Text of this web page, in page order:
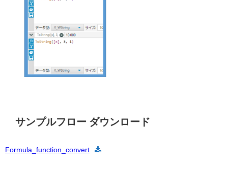
サンプルフロー ダウンロード
Formula_function_convert